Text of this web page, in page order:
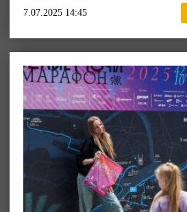
7.07.2025 14:45